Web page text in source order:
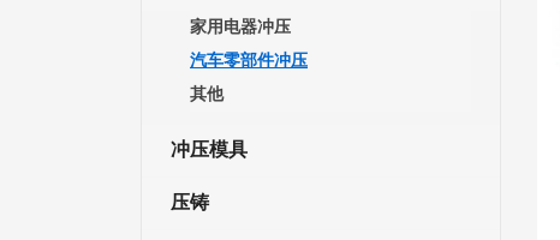
家用电器冲压
汽车零部件冲压
其他
冲压模具
压铸